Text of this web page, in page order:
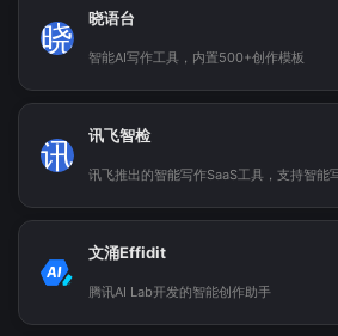
晓 晓语台
智能AI写作工具，内置500+创作模板
讯 讯飞智检
讯飞推出的智能写作SaaS工具，支持智能
文涌Effidit
腾讯AI Lab开发的智能创作助手